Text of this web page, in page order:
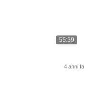
55:39
4 anni fa